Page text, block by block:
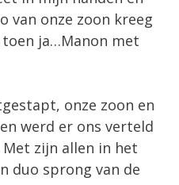
van onze zoon kreeg
ja…Manon met
onze zoon en
werd er ons verteld
zijn allen in het
duo sprong van de